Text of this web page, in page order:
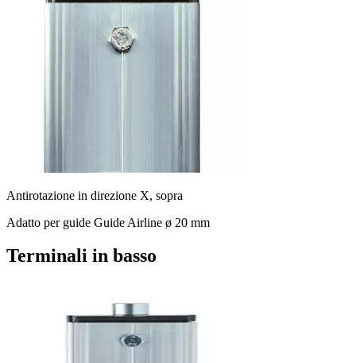
Antirotazione in direzione X, sopra
Adatto per guide Guide Airline ø 20 mm
Terminali in basso